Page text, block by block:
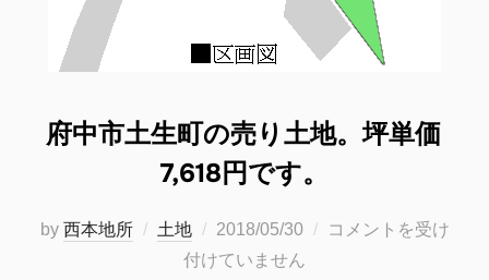
府中市土生町の売り土地。坪単価
7,618円です。
by 西本地所 土地
投
稿
2018/05/30
コメントを受け
付けていません